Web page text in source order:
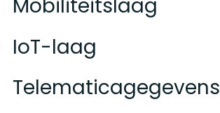
Mobiliteitslaag
IoT-laag
Telematicagegevens